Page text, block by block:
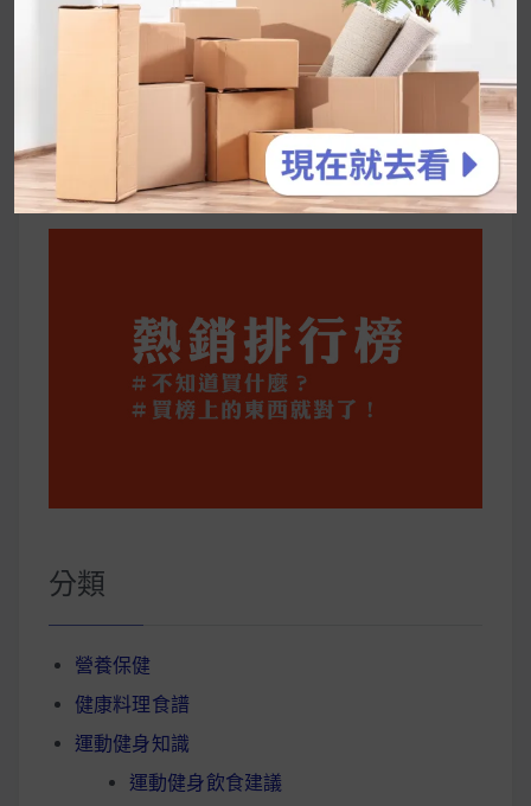
2026 過年禮盒推薦｜五款百元健康伴手禮
停用猛健樂後會反彈嗎？作用解析＋停藥後體重
維持全攻略
公主營養師：飲食改變也是能快樂執行的！6 個
你一定要知道的技巧
分類
營養保健
健康料理食譜
運動健身知識
運動健身飲食建議